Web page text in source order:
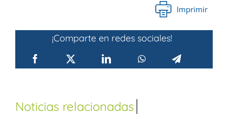
Imprimir
¡Comparte en redes sociales!